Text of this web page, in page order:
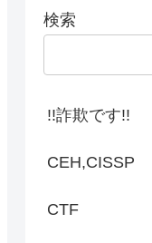
検索
!!詐欺です!!
CEH,CISSP
CTF